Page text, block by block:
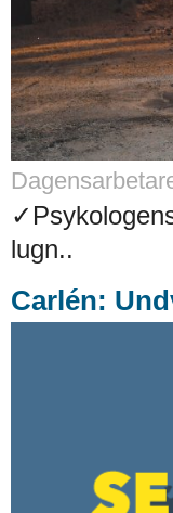
lugn..
Carlén: